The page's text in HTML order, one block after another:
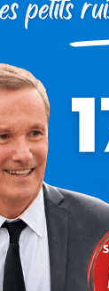
: ils ont
représentait
386 % !
largement
médicales
PR
des signes
crise Covid